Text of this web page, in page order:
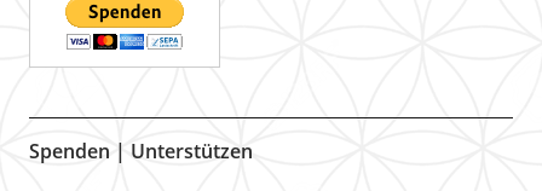
Spenden | Unterstützen